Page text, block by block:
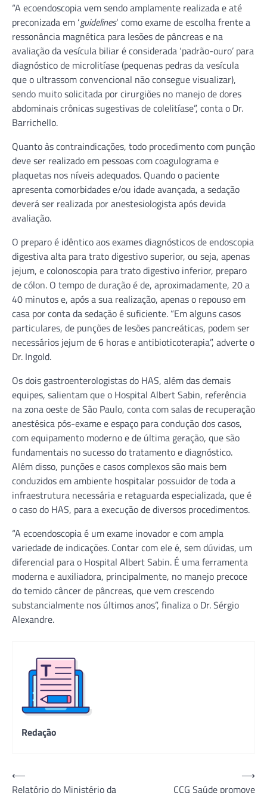
“A ecoendoscopia vem sendo amplamente realizada e até
preconizada em ‘guidelines‘ como exame de escolha frente a
ressonância magnética para lesões de pâncreas e na
avaliação da vesícula biliar é considerada ‘padrão-ouro’ para
diagnóstico de microlitíase (pequenas pedras da vesícula
que o ultrassom convencional não consegue visualizar),
sendo muito solicitada por cirurgiões no manejo de dores
abdominais crônicas sugestivas de colelitíase”, conta o Dr.
Barrichello.
Quanto às contraindicações, todo procedimento com punção
deve ser realizado em pessoas com coagulograma e
plaquetas nos níveis adequados. Quando o paciente
apresenta comorbidades e/ou idade avançada, a sedação
deverá ser realizada por anestesiologista após devida
avaliação.
O preparo é idêntico aos exames diagnósticos de endoscopia
digestiva alta para trato digestivo superior, ou seja, apenas
jejum, e colonoscopia para trato digestivo inferior, preparo
de cólon. O tempo de duração é de, aproximadamente, 20 a
40 minutos e, após a sua realização, apenas o repouso em
casa por conta da sedação é suficiente. “Em alguns casos
particulares, de punções de lesões pancreáticas, podem ser
necessários jejum de 6 horas e antibioticoterapia”, adverte o
Dr. Ingold.
Os dois gastroenterologistas do HAS, além das demais
equipes, salientam que o Hospital Albert Sabin, referência
na zona oeste de São Paulo, conta com salas de recuperação
anestésica pós-exame e espaço para condução dos casos,
com equipamento moderno e de última geração, que são
fundamentais no sucesso do tratamento e diagnóstico.
Além disso, punções e casos complexos são mais bem
conduzidos em ambiente hospitalar possuidor de toda a
infraestrutura necessária e retaguarda especializada, que é
o caso do HAS, para a execução de diversos procedimentos.
“A ecoendoscopia é um exame inovador e com ampla
variedade de indicações. Contar com ele é, sem dúvidas, um
diferencial para o Hospital Albert Sabin. É uma ferramenta
moderna e auxiliadora, principalmente, no manejo precoce
do temido câncer de pâncreas, que vem crescendo
substancialmente nos últimos anos”, finaliza o Dr. Sérgio
Alexandre.
Redação
Navegação
⟵
Relatório do Ministério da
CCG Saúde promove
⟶